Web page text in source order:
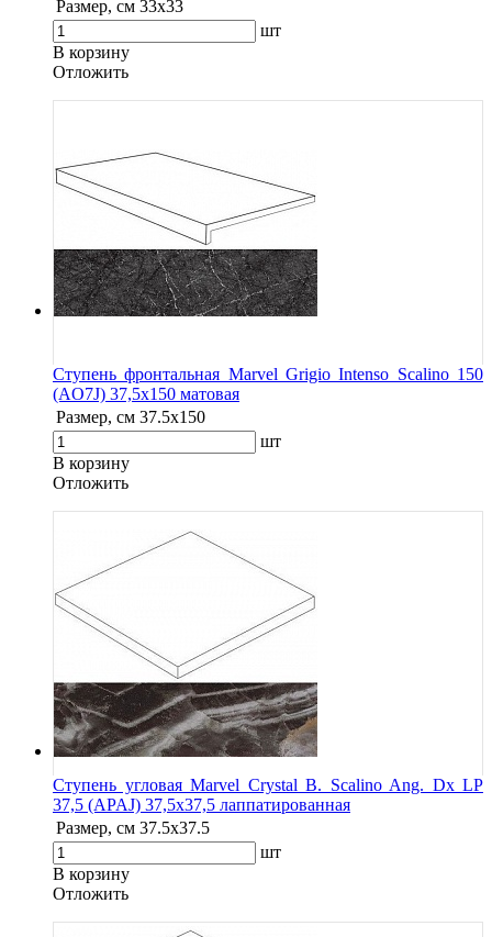
Размер, см 33x33
шт
В корзину
Oтложить
Ступень фронтальная Marvel Grigio Intenso Scalino 150
(AO7J) 37,5x150 матовая
Размер, см 37.5x150
шт
В корзину
Oтложить
Ступень угловая Marvel Crystal B. Scalino Ang. Dx LP
37,5 (APAJ) 37,5x37,5 лаппатированная
Размер, см 37.5x37.5
шт
В корзину
Oтложить